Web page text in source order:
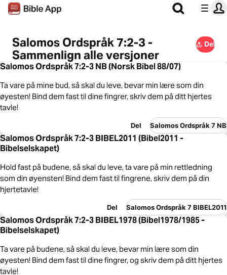
Salomos Ordspråk 7:2-3 -
Sammenlign alle versjoner
Del
Salomos Ordspråk 7:2-3 NB (Norsk Bibel 88/07)
Ta vare på mine bud, så skal du leve, bevar min lære som din
øyesten! Bind dem fast til dine fingrer, skriv dem på ditt hjertes
tavle!
Del Salomos Ordspråk 7 NB
Salomos Ordspråk 7:2-3 BIBEL2011 (Bibel2011 -
Bibelselskapet)
Hold fast på budene, så skal du leve, ta vare på min rettledning
som din øyensten! Bind dem fast til fingrene, skriv dem på din
hjertetavle!
Del Salomos Ordspråk 7 BIBEL2011
Salomos Ordspråk 7:2-3 BIBEL1978 (Bibel1978/1985 -
Bibelselskapet)
Ta vare på budene, så skal du leve, bevar min lære som din
øyesten! Bind dem fast til dine fingrer, og skriv dem på ditt hjertes
tavle!